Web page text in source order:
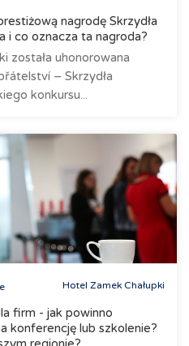
nagrodę Skrzydła
i co oznacza ta nagroda?
została uhonorowana
– Skrzydła
konkursu...
Hotel Zamek Chałupki
firm - jak powinno
konferencję lub szkolenie?